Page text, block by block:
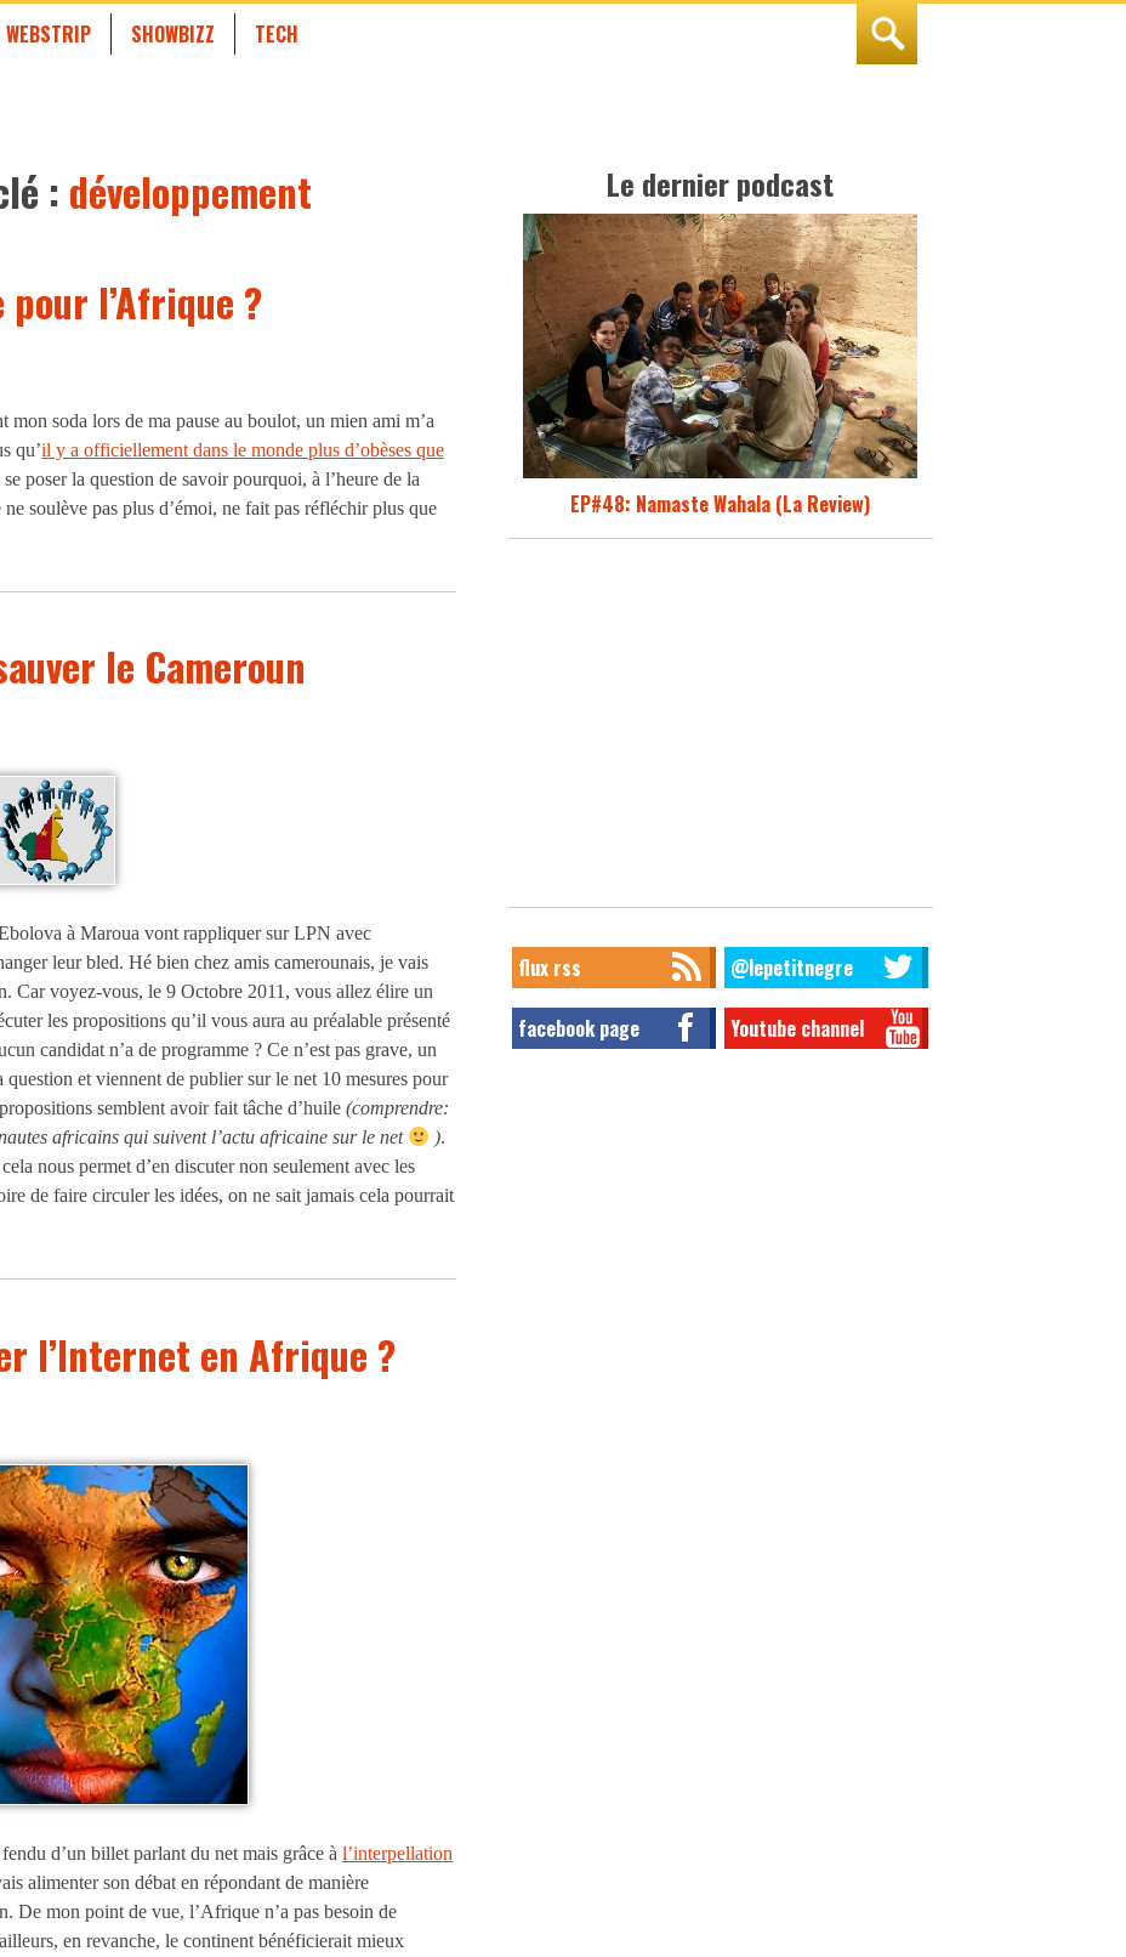
WEBSTRIP SHOWBIZZ TECH
: développement
l’Afrique ?
soda lors de ma pause au boulot, un mien ami m’a
qu’il y a officiellement dans le monde plus d’obèses que
poser la question de savoir pourquoi, à l’heure de la
soulève pas plus d’émoi, ne fait pas réfléchir plus que
le Cameroun
à Maroua vont rappliquer sur LPN avec
leur bled. Hé bien chez amis camerounais, je vais
Car voyez-vous, le 9 Octobre 2011, vous allez élire un
les propositions qu’il vous aura au préalable présenté
candidat n’a de programme ? Ce n’est pas grave, un
et viennent de publier sur le net 10 mesures pour
semblent avoir fait tâche d’huile (comprendre:
africains qui suivent l’actu africaine sur le net
).
nous permet d’en discuter non seulement avec les
de faire circuler les idées, on ne sait jamais cela pourrait
l’Internet en Afrique ?
d’un billet parlant du net mais grâce à l’interpellation
alimenter son débat en répondant de manière
De mon point de vue, l’Afrique n’a pas besoin de
en revanche, le continent bénéficierait mieux
Le dernier podcast
EP#48: Namaste Wahala (La Review)
flux rss @lepetitnegre
facebook page Youtube channel